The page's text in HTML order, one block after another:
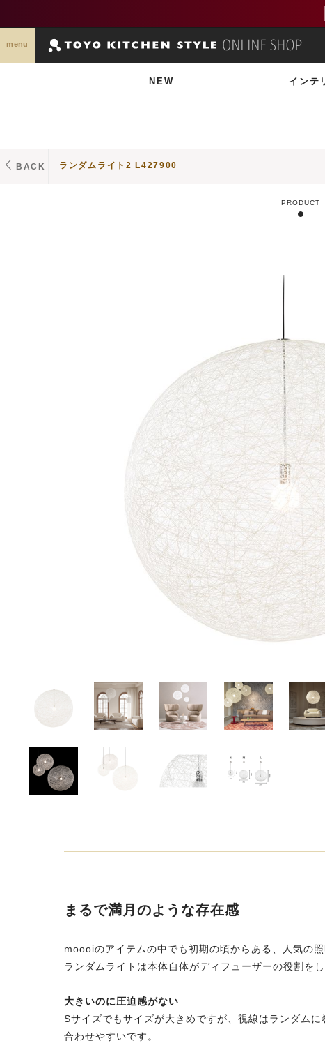
menu
NEW インテ
BACK ランダムライト2 L427900
PRODUCT
まるで満月のような存在感
moooiのアイテムの中でも初期の頃からある、人気の照
ランダムライトは本体自体がディフューザーの役割を
大きいのに圧迫感がない
Sサイズでもサイズが大きめですが、視線はランダム
合わせやすいです。